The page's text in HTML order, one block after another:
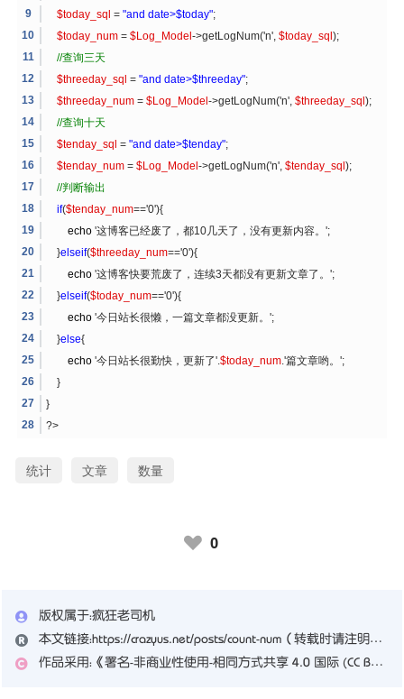
$today_sql ="and date>$today";
$today_num =$Log_Model->getLogNum('n',$today_sql);
//查询三天
$threeday_sql ="and date>$threeday";
$threeday_num =$Log_Model->getLogNum('n',$threeday_sql);
//查询十天
$tenday_sql ="and date>$tenday";
$tenday_num =$Log_Model->getLogNum('n',$tenday_sql);
//判断输出
if($tenday_num=='0'){
echo '这博客已经废了，都10几天了，没有更新内容。';
}elseif($threeday_num=='0'){
echo '这博客快要荒废了，连续3天都没有更新文章了。';
}elseif($today_num=='0'){
echo '今日站长很懒，一篇文章都没更新。';
}else{
echo '今日站长很勤快，更新了'.$today_num .'篇文章哟。';
}
}
?>
统计 文章 数量
♥ 0
版权属于：疯狂老司机
本文链接：https://crazyus.net/posts/count-num （转载时请注明本文出处及文章链接）
作品采用： 《署名-非商业性使用-相同方式共享 4.0 国际 (CC BY-NC-SA 4.0)